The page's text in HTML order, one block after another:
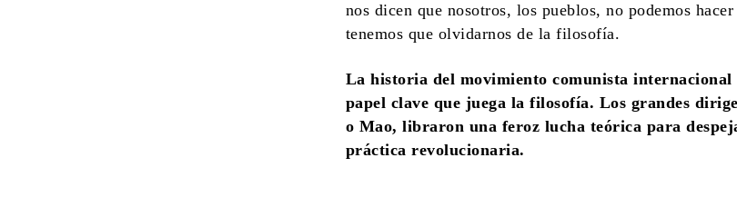
nos dicen que nosotros, los pueblos, no podemos
tenemos que olvidarnos de la filosofía.
La historia del movimiento comunista internacional
papel clave que juega la filosofía. Los grandes
o Mao, libraron una feroz lucha teórica para
práctica revolucionaria.